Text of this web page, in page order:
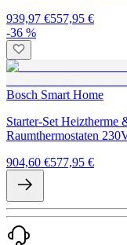
939,97 €557,95 €
-36 %
Bosch Smart Home
Starter-Set Heiztherme
Raumthermostaten
904,60 €577,95 €